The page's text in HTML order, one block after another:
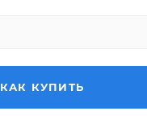
КАК КУПИТЬ